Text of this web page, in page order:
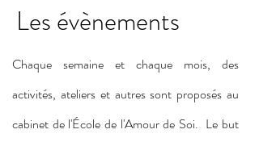
Les évènements
Chaque semaine et chaque mois, des
activités, ateliers et autres sont proposés au
cabinet de l'École de l'Amour de Soi. Le but